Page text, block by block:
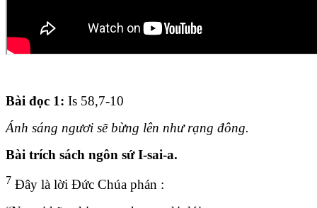
Bài đọc 1: Is 58,7-10
Ánh sáng ngươi sẽ bừng lên như rạng đông.
Bài trích sách ngôn sứ I-sai-a.
7 Đây là lời Đức Chúa phán :